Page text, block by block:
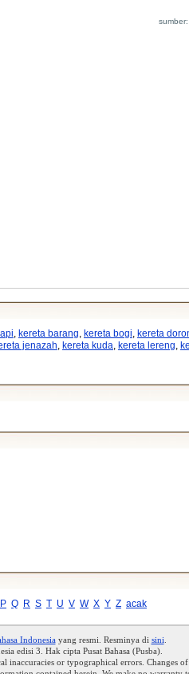
kereta barang kereta bogi kereta
jenazah kereta kuda kereta lereng
P Q R S T U V W X Y Z acak
Indonesiayang resmi. Resminya di sini
edisi 3. Hak cipta Pusat Bahasa (Pusba).
inaccuracies or typographical errors. Changes of